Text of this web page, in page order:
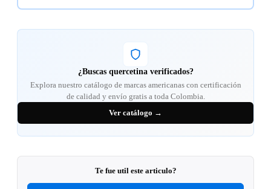
¿Buscas quercetina verificados?
Explora nuestro catálogo de marcas americanas con certificación
de calidad y envío gratis a toda Colombia.
Ver catálogo →
Te fue util este articulo?